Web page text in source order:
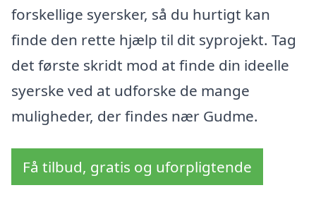
forskellige syersker, så du hurtigt kan
finde den rette hjælp til dit syprojekt. Tag
det første skridt mod at finde din ideelle
syerske ved at udforske de mange
muligheder, der findes nær Gudme.
Få tilbud, gratis og uforpligtende